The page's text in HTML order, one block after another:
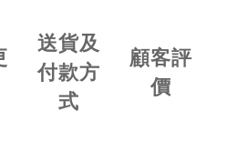
送貨及
付款方
式
顧客評
價